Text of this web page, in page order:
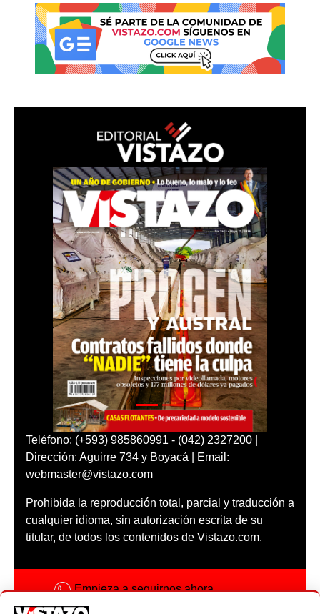
Teléfono: (+593) 985860991 - (042) 2327200 |
Dirección: Aguirre 734 y Boyacá | Email:
webmaster@vistazo.com
Prohibida la reproducción total, parcial y traducción a
cualquier idioma, sin autorización escrita de su
titular, de todos los contenidos de Vistazo.com.
Empieza a seguirnos ahora